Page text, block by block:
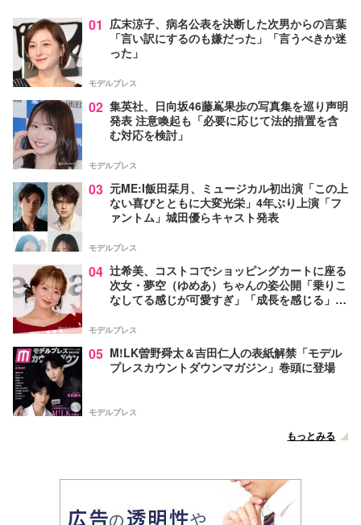
01 広末涼子、病名公表を決断した次男からの言葉
「言い訳にするのも嫌だった」「言うべきか迷
った」
モデルプレス
02 集英社、日向坂46藤嶌果歩の写真集を巡り声明
発表 注意喚起も「必要に応じて法的措置を含
む対応を検討」
モデルプレス
03 元ME:I飯田栞月、ミュージカル初出演「この上
ない喜びとともに大変光栄」4年ぶり上演「フ
ァントム」城田優らキャスト発表
モデルプレス
04 辻希美、コストコでショッピングカートに座る
次女・夢空（ゆめあ）ちゃんの姿公開「乗りこ
なしてる感じが可愛すぎ」「成長を感じる」の
モデルプレス
05 M!LK曽野舜太＆吉田仁人の表紙解禁「モデル
プレスカウントダウンマガジン」巻頭に登場
モデルプレス
もっとみる